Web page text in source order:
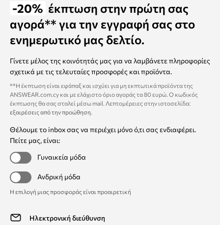
-20% έκπτωση στην πρώτη σας
αγορά** για την εγγραφή σας στο
ενημερωτικό μας δελτίο.
Γίνετε μέλος της κοινότητάς μας για να λαμβάνετε πληροφορίες
σχετικά με τις τελευταίες προσφορές και προϊόντα.
**Η έκπτωση είναι εφάπαξ και ισχύει για μη εκπτωτικά προϊόντα της
ANSWEAR.com.cy και με ελάχιστο όριο αγοράς τα 80 ευρώ. Ο κωδικός
έκπτωσης θα σας σταλεί μέσω mail. Λεπτομέρειες στην ιστοσελίδα:
εξαιρέσεις από την προώθηση
Θέλουμε το inbox σας να περιέχει μόνο ό,τι σας ενδιαφέρει.
Πείτε μας, είναι:
Γυναικεία μόδα
Ανδρική μόδα
Η επιλογή μιας προσφοράς είναι προαιρετική